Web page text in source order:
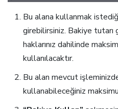
Bu alana kullanmak
girebilirsiniz. Bakiye tutarı
haklarınız dahilinde
kullanılacaktır.
Bu alan mevcut
kullanabileceğiniz